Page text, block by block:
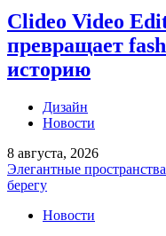
Clideo Video
превращает
историю
Дизайн
Новости
8 августа, 2026
Элегантные
берегу
Новости